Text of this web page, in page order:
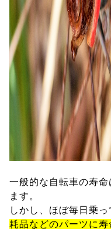
一般的な自転車の寿
ます。
しかし、ほぼ毎日乗っ
耗品などのパーツに寿